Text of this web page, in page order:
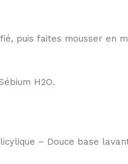
puis faites mousser en
H2O.
– Douce base